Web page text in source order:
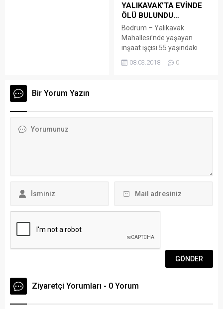
YALIKAVAK’TA EVİNDE
ÖLÜ BULUNDU…
Bodrum – Yalıkavak
Mahallesi’nde yaşayan
inşaat işçisi 55 yaşındaki
bulundu. Kalp krizin
08.03.2018 0
Bir Yorum Yazın
Ziyaretçi Yorumları - 0 Yorum